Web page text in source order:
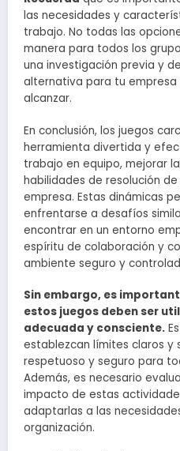
las necesidades y
trabajo. No todas las
manera para todos los
una investigación previa y
alternativa para tu
alcanzar.
En conclusión, los juegos
herramienta divertida y
trabajo en equipo, mejorar
habilidades de resolución
empresa. Estas dinámicas
enfrentarse a desafíos
encontrar en un entorno
espíritu de colaboración y
ambiente seguro y
Sin embargo, es
estos juegos deben ser
adecuada y consciente.
establezcan límites claros y
respetuoso y seguro para
Además, es necesario
impacto de estas
adaptarlas a las
organización.